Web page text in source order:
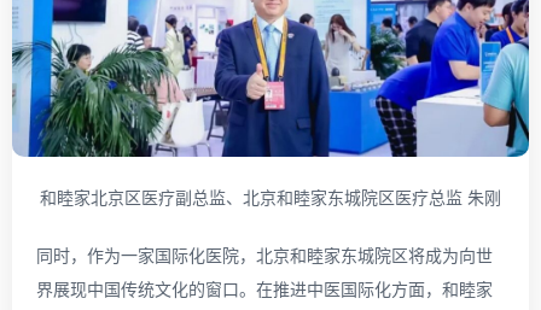
和睦家北京区医疗副总监、北京和睦家东城院区医疗总监 朱刚
同时，作为一家国际化医院，北京和睦家东城院区将成为向世
界展现中国传统文化的窗口。在推进中医国际化方面，和睦家